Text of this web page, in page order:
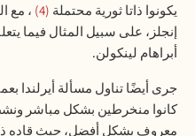
يكونوا ذاتا ثورية محتملة 4 ، مع
إنجلز، على سبيل المثال فيما
أبراهام لينكولن.
جرى أيضًا تناول مسألة أيرلندا
كانوا منخرطين بشكل مباشر
معروف بشكل أفضل، حيث قاده